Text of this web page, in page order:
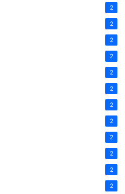
2
2
2
2
2
2
2
2
2
2
2
2